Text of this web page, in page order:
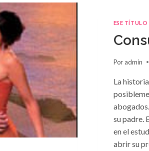
ESE TÍTULO
Por admin
La
su padre.
en el
abrir su